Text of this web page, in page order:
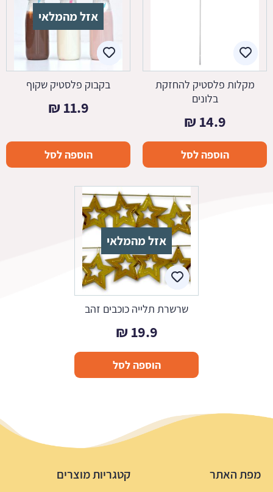
מקלות פלסטיק להחזקת
בלונים
14.9
₪
הוספה לסל
אזל מהמלאי
בקבוק פלסטיק שקוף
11.9
₪
הוספה לסל
אזל מהמלאי
שרשרת תלייה כוכבים זהב
19.9
₪
הוספה לסל
מפת האתר קטגריות מוצרים